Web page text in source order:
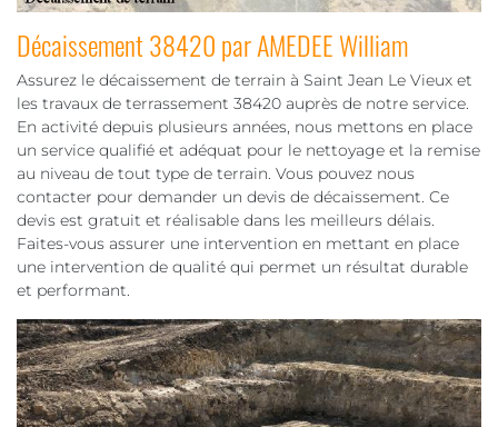
Décaissement 38420 par AMEDEE William
Assurez le décaissement de terrain à Saint Jean Le Vieux et
les travaux de terrassement 38420 auprès de notre service.
En activité depuis plusieurs années, nous mettons en place
un service qualifié et adéquat pour le nettoyage et la remise
au niveau de tout type de terrain. Vous pouvez nous
contacter pour demander un devis de décaissement. Ce
devis est gratuit et réalisable dans les meilleurs délais.
Faites-vous assurer une intervention en mettant en place
une intervention de qualité qui permet un résultat durable
et performant.